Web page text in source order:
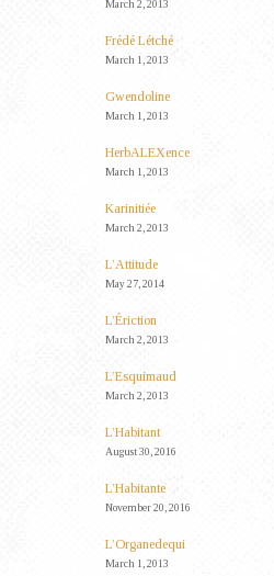
March 2, 2013
Frédé Létché
March 1, 2013
Gwendoline
March 1, 2013
HerbALEXence
March 1, 2013
Karinitiée
March 2, 2013
L’Attitude
May 27, 2014
L’Ériction
March 2, 2013
L’Esquimaud
March 2, 2013
L’Habitant
August 30, 2016
L’Habitante
November 20, 2016
L’Organedequi
March 1, 2013